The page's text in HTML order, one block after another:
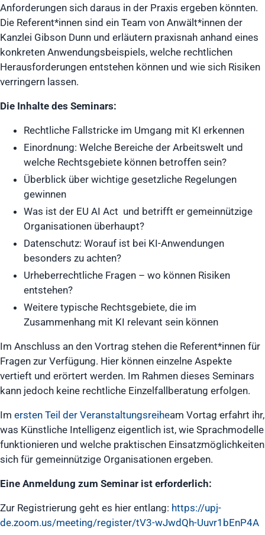
Anforderungen sich daraus in der Praxis ergeben könnten.
Die Referent*innen sind ein Team von Anwält*innen der
Kanzlei Gibson Dunn und erläutern praxisnah anhand eines
konkreten Anwendungsbeispiels, welche rechtlichen
Herausforderungen entstehen können und wie sich Risiken
verringern lassen.
Die Inhalte des Seminars:
Rechtliche Fallstricke im Umgang mit KI erkennen
Einordnung: Welche Bereiche der Arbeitswelt und
welche Rechtsgebiete können betroffen sein?
Überblick über wichtige gesetzliche Regelungen
gewinnen
Was ist der EU AI Act und betrifft er gemeinnützige
Organisationen überhaupt?
Datenschutz: Worauf ist bei KI-Anwendungen
besonders zu achten?
Urheberrechtliche Fragen – wo können Risiken
entstehen?
Weitere typische Rechtsgebiete, die im
Zusammenhang mit KI relevant sein können
Im Anschluss an den Vortrag stehen die Referent*innen für
Fragen zur Verfügung. Hier können einzelne Aspekte
vertieft und erörtert werden. Im Rahmen dieses Seminars
kann jedoch keine rechtliche Einzelfallberatung erfolgen.
Im ersten Teil der Veranstaltungsreiheam Vortag erfahrt ihr,
was Künstliche Intelligenz eigentlich ist, wie Sprachmodelle
funktionieren und welche praktischen Einsatzmöglichkeiten
sich für gemeinnützige Organisationen ergeben.
Eine Anmeldung zum Seminar ist erforderlich:
Zur Registrierung geht es hier entlang: https://upj-
de.zoom.us/meeting/register/tV3-wJwdQh-Uuvr1bEnP4A